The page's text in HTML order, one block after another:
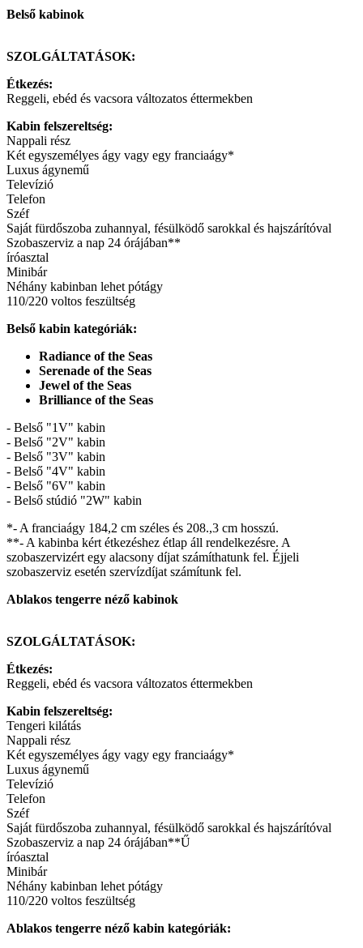
Belső kabinok
SZOLGÁLTATÁSOK:
Étkezés:
Reggeli, ebéd és vacsora változatos éttermekben
Kabin felszereltség:
Nappali rész
Két egyszemélyes ágy vagy egy franciaágy*
Luxus ágynemű
Televízió
Telefon
Széf
Saját fürdőszoba zuhannyal, fésülködő sarokkal és hajszárítóval
Szobaszerviz a nap 24 órájában**
íróasztal
Minibár
Néhány kabinban lehet pótágy
110/220 voltos feszültség
Belső kabin kategóriák:
Radiance of the Seas
Serenade of the Seas
Jewel of the Seas
Brilliance of the Seas
- Belső "1V" kabin
- Belső "2V" kabin
- Belső "3V" kabin
- Belső "4V" kabin
- Belső "6V" kabin
- Belső stúdió "2W" kabin
*- A franciaágy 184,2 cm széles és 208.,3 cm hosszú.
**- A kabinba kért étkezéshez étlap áll rendelkezésre. A
szobaszervizért egy alacsony díjat számíthatunk fel. Éjjeli
szobaszerviz esetén szervízdíjat számítunk fel.
Ablakos tengerre néző kabinok
SZOLGÁLTATÁSOK:
Étkezés:
Reggeli, ebéd és vacsora változatos éttermekben
Kabin felszereltség:
Tengeri kilátás
Nappali rész
Két egyszemélyes ágy vagy egy franciaágy*
Luxus ágynemű
Televízió
Telefon
Széf
Saját fürdőszoba zuhannyal, fésülködő sarokkal és hajszárítóval
Szobaszerviz a nap 24 órájában**Ű
íróasztal
Minibár
Néhány kabinban lehet pótágy
110/220 voltos feszültség
Ablakos tengerre néző kabin kategóriák: